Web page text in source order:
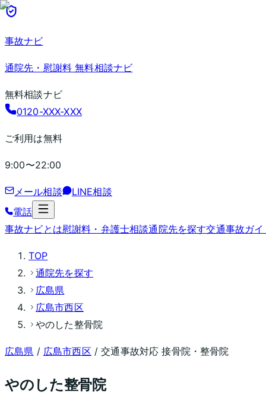
事故ナビ
通院先・慰謝料 無料相談ナビ
無料相談ナビ
0120-XXX-XXX
ご利用は無料
9:00〜22:00
メール相談
LINE相談
電話
事故ナビとは慰謝料・弁護士相談通院先を探す交通事故ガイ
TOP
通院先を探す
広島県
広島市西区
やのした整骨院
広島県 / 広島市西区 / 交通事故対応 接骨院・整骨院
やのした整骨院